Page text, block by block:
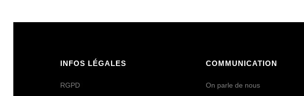
INFOS LÉGALES
RGPD
COMMUNICATION
On parle de nous